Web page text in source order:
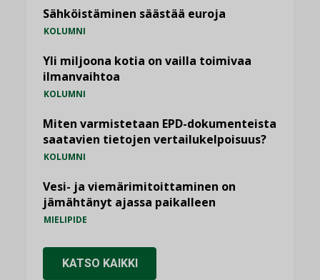
Sähköistäminen säästää euroja
KOLUMNI
Yli miljoona kotia on vailla toimivaa
ilmanvaihtoa
KOLUMNI
Miten varmistetaan EPD-dokumenteista
saatavien tietojen vertailukelpoisuus?
KOLUMNI
Vesi- ja viemärimitoittaminen on
jämähtänyt ajassa paikalleen
MIELIPIDE
KATSO KAIKKI